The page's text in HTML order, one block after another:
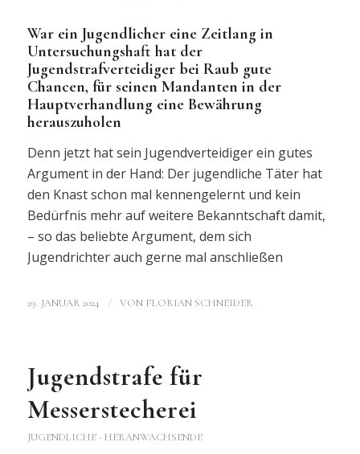
War ein Jugendlicher eine Zeitlang in
Untersuchungshaft hat der
Jugendstrafverteidiger bei Raub gute
Chancen, für seinen Mandanten in der
Hauptverhandlung eine Bewährung
herauszuholen
Denn jetzt hat sein Jugendverteidiger ein gutes
Argument in der Hand: Der jugendliche Täter hat
den Knast schon mal kennengelernt und kein
Bedürfnis mehr auf weitere Bekanntschaft damit,
– so das beliebte Argument, dem sich
Jugendrichter auch gerne mal anschließen
29. JANUAR 2024 / VON FLORIAN SCHNEIDER
Jugendstrafe für
Messerstecherei
JUGENDLICHE - HERANWACHSENDE